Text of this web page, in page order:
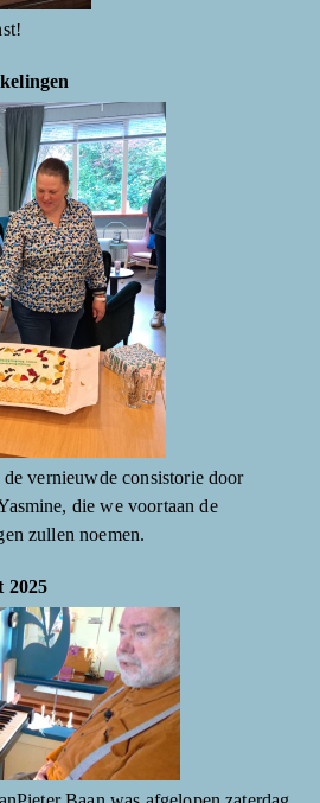
vernieuwde consistorie door
die we voortaan de
zullen noemen.
2025